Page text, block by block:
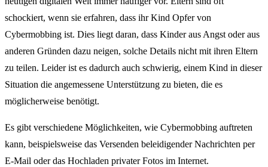
schockiert, wenn sie erfahren, dass ihr Kind Opfer von
Cybermobbing ist. Dies liegt daran, dass Kinder aus Angst oder aus
anderen Gründen dazu neigen, solche Details nicht mit ihren Eltern
zu teilen. Leider ist es dadurch auch schwierig, einem Kind in dieser
Situation die angemessene Unterstützung zu bieten, die es
möglicherweise benötigt.
Es gibt verschiedene Möglichkeiten, wie Cybermobbing auftreten
kann, beispielsweise das Versenden beleidigender Nachrichten per
E-Mail oder das Hochladen privater Fotos im Internet.